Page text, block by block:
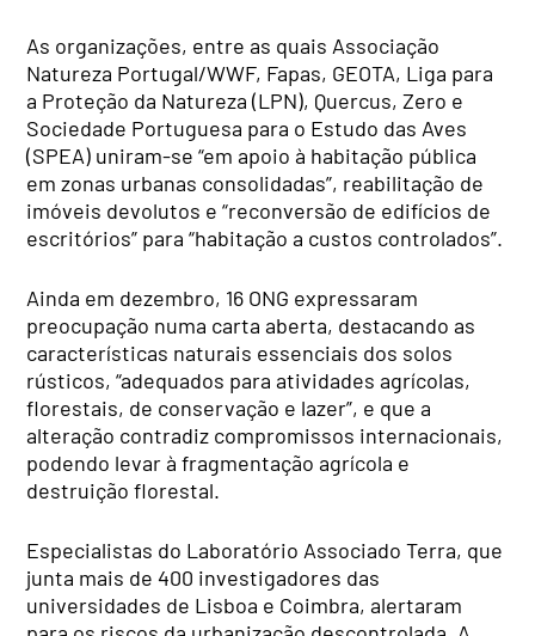
As organizações, entre as quais Associação
Natureza Portugal/WWF, Fapas, GEOTA, Liga para
a Proteção da Natureza (LPN), Quercus, Zero e
Sociedade Portuguesa para o Estudo das Aves
(SPEA) uniram-se “em apoio à habitação pública
em zonas urbanas consolidadas”, reabilitação de
imóveis devolutos e “reconversão de edifícios de
escritórios” para “habitação a custos controlados”.
Ainda em dezembro, 16 ONG expressaram
preocupação numa carta aberta, destacando as
características naturais essenciais dos solos
rústicos, “adequados para atividades agrícolas,
florestais, de conservação e lazer”, e que a
alteração contradiz compromissos internacionais,
podendo levar à fragmentação agrícola e
destruição florestal.
Especialistas do Laboratório Associado Terra, que
junta mais de 400 investigadores das
universidades de Lisboa e Coimbra, alertaram